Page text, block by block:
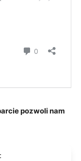
pozwoli nam